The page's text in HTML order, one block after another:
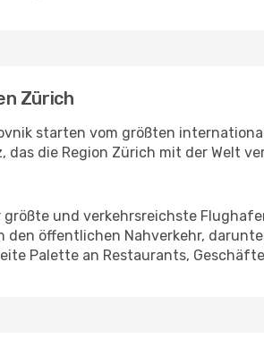
Zürich
starten vom größten
das die Region Zürich mit der Welt
und verkehrsreichste
den öffentlichen Nahverkehr,
Palette an Restaurants,